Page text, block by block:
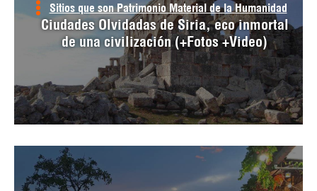
Sitios que son Patrimonio Material de la Humanidad
Ciudades Olvidadas de Siria, eco inmortal
de una civilización (+Fotos +Video)